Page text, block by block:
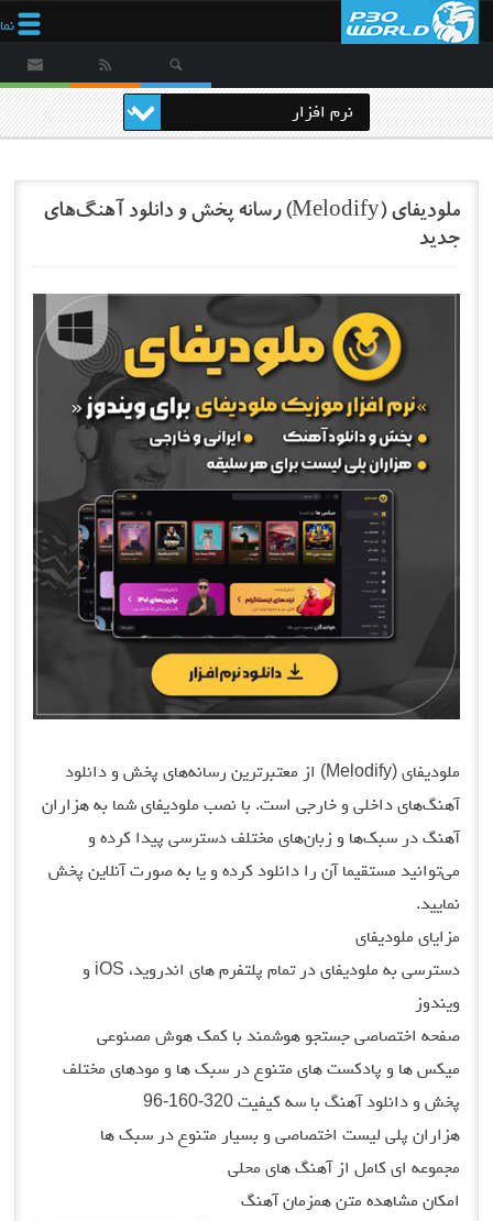
نمایش
منو
ملودیفای (Melodify) رسانه پخش و دانلود آهنگ‌های
جدید
ملودیفای (Melodify) از معتبرترین رسانه‌های پخش و دانلود
آهنگ‌های داخلی و خارجی است. با نصب ملودیفای شما به هزاران
آهنگ در سبک‌ها و زبان‌های مختلف دسترسی پیدا کرده و
می‌توانید مستقیما آن را دانلود کرده و یا به صورت آنلاین پخش
نمایید.
مزایای ملودیفای
دسترسی به ملودیفای در تمام پلتفرم های اندروید، iOS و
ویندوز
صفحه اختصاصی جستجو هوشمند با کمک هوش مصنوعی
میکس ها و پادکست های متنوع در سبک ها و مودهای مختلف
پخش و دانلود آهنگ با سه کیفیت 320-160-96
هزاران پلی لیست اختصاصی و بسیار متنوع در سبک ها
مجموعه ای کامل از آهنگ های محلی
امکان مشاهده متن همزمان آهنگ